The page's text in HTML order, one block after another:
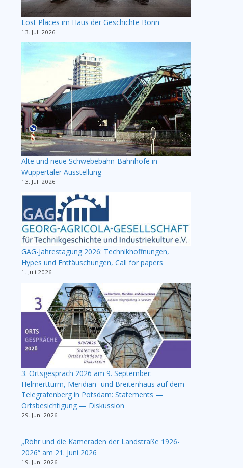
Lost Places im Haus der Geschichte Bonn
13. Juli 2026
Alte und neue Schwebebahn-Bahnhöfe in
Wuppertaler Ausstellung
13. Juli 2026
GAG-Jahrestagung 2026: Technikhoffnungen,
Hypes und Enttäuschungen, Call for papers
1. Juli 2026
3. Ortsgespräch 2026 am 9. September:
Helmertturm, Meridian- und Breitenhaus auf dem
Telegrafenberg in Potsdam: Statements —
Ortsbesichtigung — Diskussion
29. Juni 2026
„Röhr und die Kameraden der Landstraße 1926-
2026“ am 21. Juni 2026
19. Juni 2026